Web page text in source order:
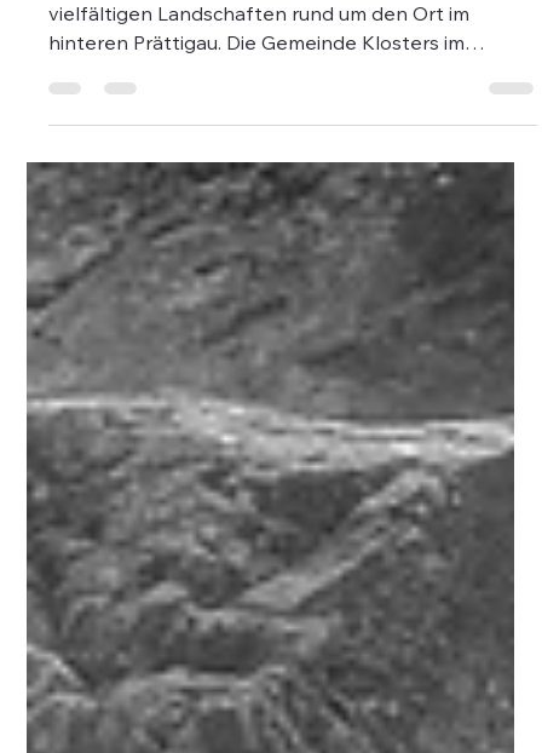
21. Juli 2025
1 Min. Lesezeit
NEU: Fotobuch von
lightismagic
Das Buch zeigt Ansichten und Aspekte der
vielfältigen Landschaften rund um den Ort im
hinteren Prättigau. Die Gemeinde Klosters im